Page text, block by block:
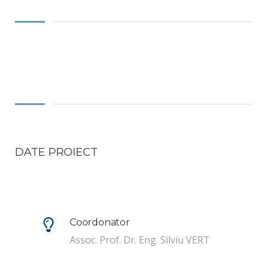
DATE PROIECT
Coordonator
Assoc. Prof. Dr. Eng. Silviu VERT